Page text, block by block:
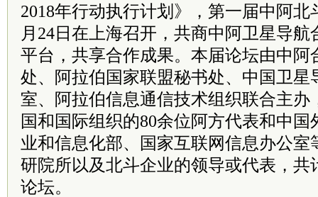
2018年行动执行计划》，第一届中阿北
月24日在上海召开，共商中阿卫星导
平台，共享合作成果。本届论坛由中阿
处、阿拉伯国家联盟秘书处、中国卫星
室、阿拉伯信息通信技术组织联合主办
国和国际组织的80余位阿方代表和中
业和信息化部、国家互联网信息办公室
研院所以及北斗企业的领导或代表，共
论坛。